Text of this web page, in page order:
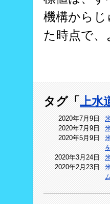
機構から
た時点で
タグ「 上水
2020年7月9日
2020年7月9日
2020年5月9日
2020年3月24日
2020年2月23日